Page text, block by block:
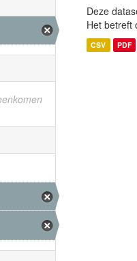
Deze
Het betreft
CSV PDF